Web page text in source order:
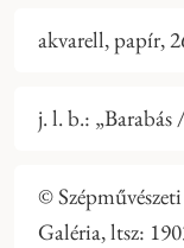
akvarell, papír,
j. l. b.: „Barabás
©
Galéria, ltsz: